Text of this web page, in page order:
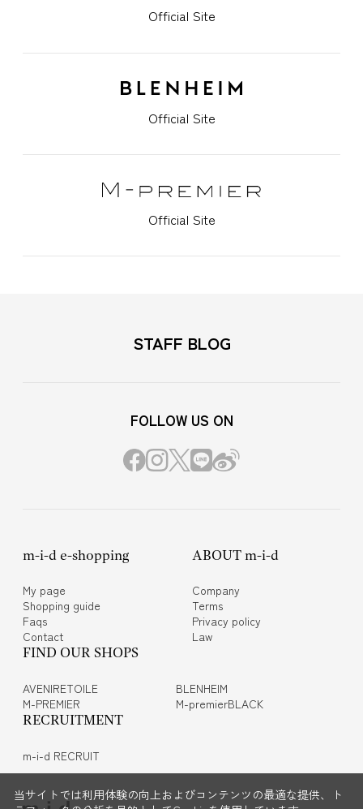
Official Site
Official Site
Official Site
STAFF BLOG
FOLLOW US ON
m-i-d e-shopping
My page
Shopping guide
Faqs
Contact
ABOUT m-i-d
Company
Terms
Privacy policy
Law
FIND OUR SHOPS
AVENIRETOILE
BLENHEIM
M-PREMIER
M-premierBLACK
RECRUITMENT
m-i-d RECRUIT
当サイトでは利用体験の向上およびコンテンツの最適な提供、ト